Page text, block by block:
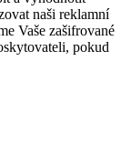
naši reklamní
Vaše zašifrované
pokud